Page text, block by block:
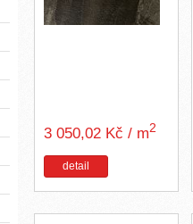
3 050,02 Kč / m2
detail